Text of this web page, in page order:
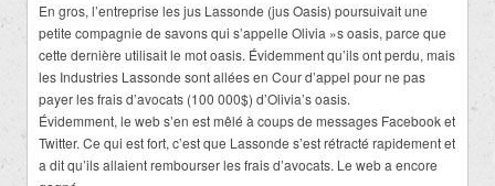
En gros, l’entreprise les jus Lassonde (jus Oasis) poursuivait une
petite compagnie de savons qui s’appelle Olivia »s oasis, parce que
cette dernière utilisait le mot oasis. Évidemment qu’ils ont perdu, mais
les Industries Lassonde sont allées en Cour d’appel pour ne pas
payer les frais d’avocats (100 000$) d’Olivia’s oasis.
Évidemment, le web s’en est mêlé à coups de messages Facebook et
Twitter. Ce qui est fort, c’est que Lassonde s’est rétracté rapidement et
a dit qu’ils allaient rembourser les frais d’avocats. Le web a encore